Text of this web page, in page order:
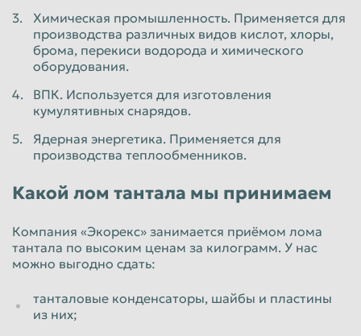
Петрозаводск Петропавловск-Камчатский
Подольск Прокопьевск
Рыбинск
Салават Самара
Санкт-Петербург Саранск
Саратов Севастополь
Смоленск Сочи
Стерлитамак Сургут
Химическая промышленность. Применяется для
производства различных видов кислот, хлоры,
брома, перекиси водорода и химического
оборудования.
ВПК. Используется для изготовления
кумулятивных снарядов.
Ядерная энергетика. Применяется для
производства теплообменников.
Какой лом тантала мы принимаем
Компания «Экорекс» занимается приёмом лома
тантала по высоким ценам за килограмм. У нас
можно выгодно сдать:
танталовые конденсаторы, шайбы и пластины
из них;